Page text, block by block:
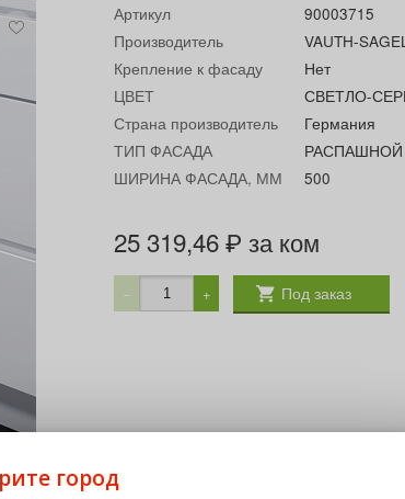
Артикул
90003715
Производитель
VAUTH-
Крепление к фасаду
Нет
ЦВЕТ
СВЕТЛО-
Страна производитель
Германия
ТИП ФАСАДА
РАСПАШНОЙ
ШИРИНА ФАСАДА, ММ
500
25 319,46 ₽ за ком
− + Под заказ
город